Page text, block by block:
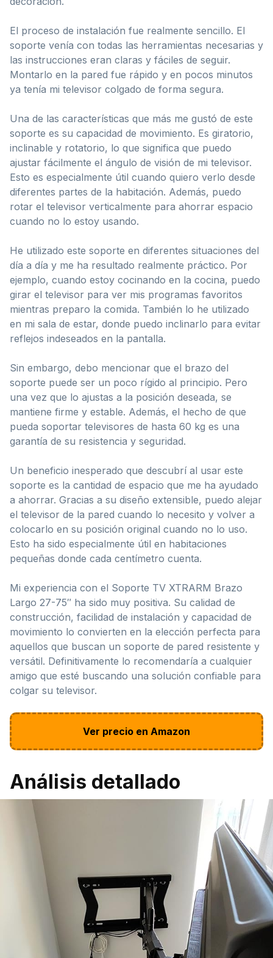
El proceso de instalación fue realmente sencillo. El
soporte venía con todas las herramientas necesarias y
las instrucciones eran claras y fáciles de seguir.
Montarlo en la pared fue rápido y en pocos minutos
ya tenía mi televisor colgado de forma segura.
Una de las características que más me gustó de este
soporte es su capacidad de movimiento. Es giratorio,
inclinable y rotatorio, lo que significa que puedo
ajustar fácilmente el ángulo de visión de mi televisor.
Esto es especialmente útil cuando quiero verlo desde
diferentes partes de la habitación. Además, puedo
rotar el televisor verticalmente para ahorrar espacio
cuando no lo estoy usando.
He utilizado este soporte en diferentes situaciones del
día a día y me ha resultado realmente práctico. Por
ejemplo, cuando estoy cocinando en la cocina, puedo
girar el televisor para ver mis programas favoritos
mientras preparo la comida. También lo he utilizado
en mi sala de estar, donde puedo inclinarlo para evitar
reflejos indeseados en la pantalla.
Sin embargo, debo mencionar que el brazo del
soporte puede ser un poco rígido al principio. Pero
una vez que lo ajustas a la posición deseada, se
mantiene firme y estable. Además, el hecho de que
pueda soportar televisores de hasta 60 kg es una
garantía de su resistencia y seguridad.
Un beneficio inesperado que descubrí al usar este
soporte es la cantidad de espacio que me ha ayudado
a ahorrar. Gracias a su diseño extensible, puedo alejar
el televisor de la pared cuando lo necesito y volver a
colocarlo en su posición original cuando no lo uso.
Esto ha sido especialmente útil en habitaciones
pequeñas donde cada centímetro cuenta.
Mi experiencia con el Soporte TV XTRARM Brazo
Largo 27-75″ ha sido muy positiva. Su calidad de
construcción, facilidad de instalación y capacidad de
movimiento lo convierten en la elección perfecta para
aquellos que buscan un soporte de pared resistente y
versátil. Definitivamente lo recomendaría a cualquier
amigo que esté buscando una solución confiable para
colgar su televisor.
Ver precio en Amazon
Análisis detallado